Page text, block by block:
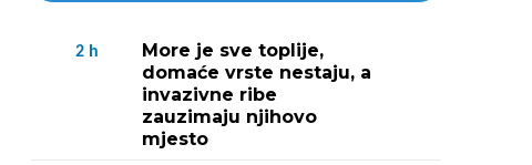
2 h
More je sve toplije,
domaće vrste nestaju, a
invazivne ribe
zauzimaju njihovo
mjesto